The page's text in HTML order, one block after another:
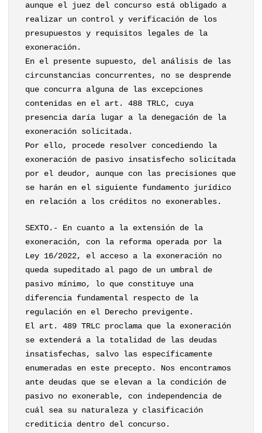
aunque el juez del concurso está obligado a
realizar un control y verificación de los
presupuestos y requisitos legales de la
exoneración.
En el presente supuesto, del análisis de las
circunstancias concurrentes, no se desprende
que concurra alguna de las excepciones
contenidas en el art. 488 TRLC, cuya
presencia daría lugar a la denegación de la
exoneración solicitada.
Por ello, procede resolver concediendo la
exoneración de pasivo insatisfecho solicitada
por el deudor, aunque con las precisiones que
se harán en el siguiente fundamento jurídico
en relación a los créditos no exonerables.
SEXTO.- En cuanto a la extensión de la
exoneración, con la reforma operada por la
Ley 16/2022, el acceso a la exoneración no
queda supeditado al pago de un umbral de
pasivo mínimo, lo que constituye una
diferencia fundamental respecto de la
regulación en el Derecho previgente.
El art. 489 TRLC proclama que la exoneración
se extenderá a la totalidad de las deudas
insatisfechas, salvo las específicamente
enumeradas en este precepto. Nos encontramos
ante deudas que se elevan a la condición de
pasivo no exonerable, con independencia de
cuál sea su naturaleza y clasificación
crediticia dentro del concurso.